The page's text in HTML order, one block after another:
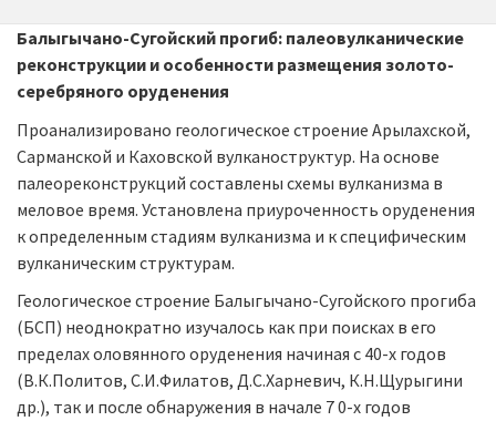
Балыгычано-Сугойский прогиб: палеовулканические
реконструкции и особенности размещения золото-
серебряного оруденения
Проанализировано геологическое строение Арылахской,
Сарманской и Каховской вулканоструктур. На основе
палеореконструкций составлены схемы вулканизма в
меловое время. Установлена приуроченность оруденения
к определенным стадиям вулканизма и к специфическим
вулканическим структурам.
Геологическое строение Балыгычано-Сугойского прогиба
(БСП) неоднократно изучалось как при поисках в его
пределах оловянного оруденения начиная с 40-х годов
(В.К.Политов, С.И.Филатов, Д.С.Харневич, К.Н.Щурыгини
др.), так и после обнаружения в начале 7 0-х годов